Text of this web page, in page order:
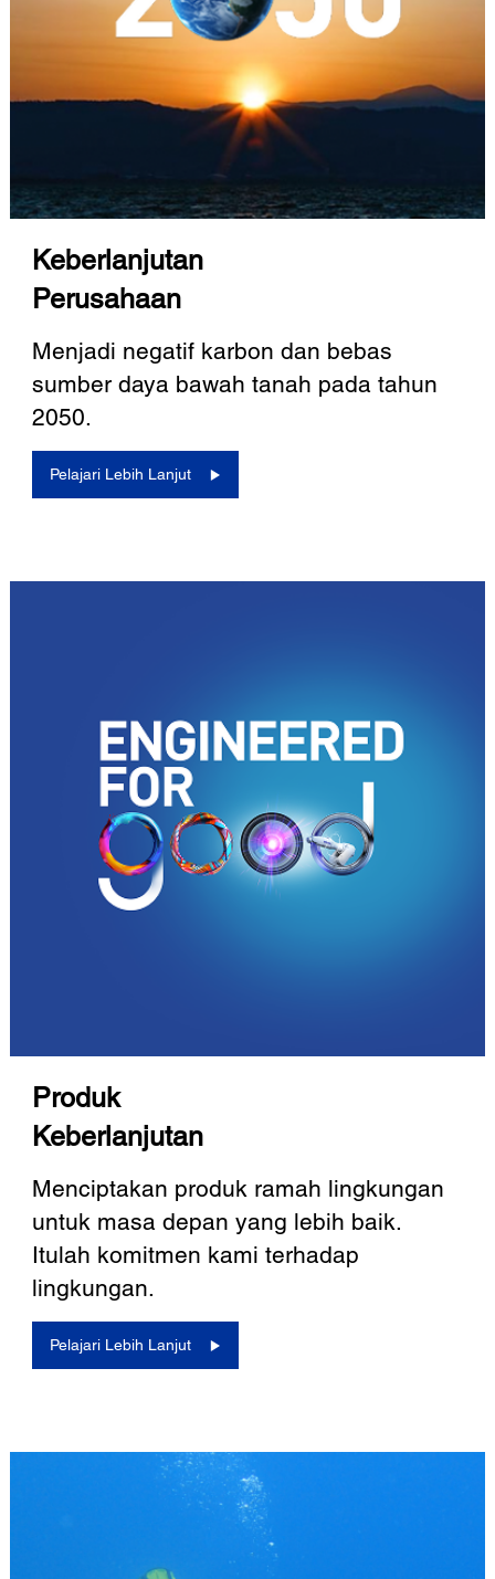
Keberlanjutan
Perusahaan
Menjadi negatif karbon dan bebas
sumber daya bawah tanah pada tahun
2050.
Pelajari Lebih Lanjut
Produk
Keberlanjutan
Menciptakan produk ramah lingkungan
untuk masa depan yang lebih baik.
Itulah komitmen kami terhadap
lingkungan.
Pelajari Lebih Lanjut